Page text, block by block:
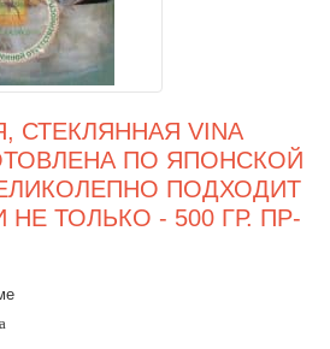
СТЕКЛЯННАЯ VINA
ПО ЯПОНСКОЙ
ПОДХОДИТ
ТОЛЬКО - 500 ГР. ПР-